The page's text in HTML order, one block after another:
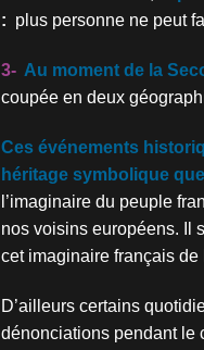
: plus personne ne peut
3- Au moment de la
coupée en deux
Ces événements
héritage symbolique
l’imaginaire du peuple
nos voisins européens. Il
cet imaginaire français
D’ailleurs certains
dénonciations pendant le